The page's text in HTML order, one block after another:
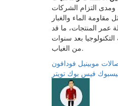
ومدى التزام الشركات
عمر المنتجات، ما قد
بعد سنوات
من الغياب.
موبينيل فودافون
فيس بوك تويتر